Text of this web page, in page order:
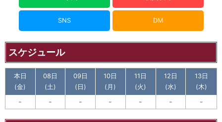
SNS DM
スケジュール
本日
(金)
-
08日
(土)
-
09日
(日)
-
10日
(月)
-
11日
(火)
-
12日
(水)
-
13日
(木)
-